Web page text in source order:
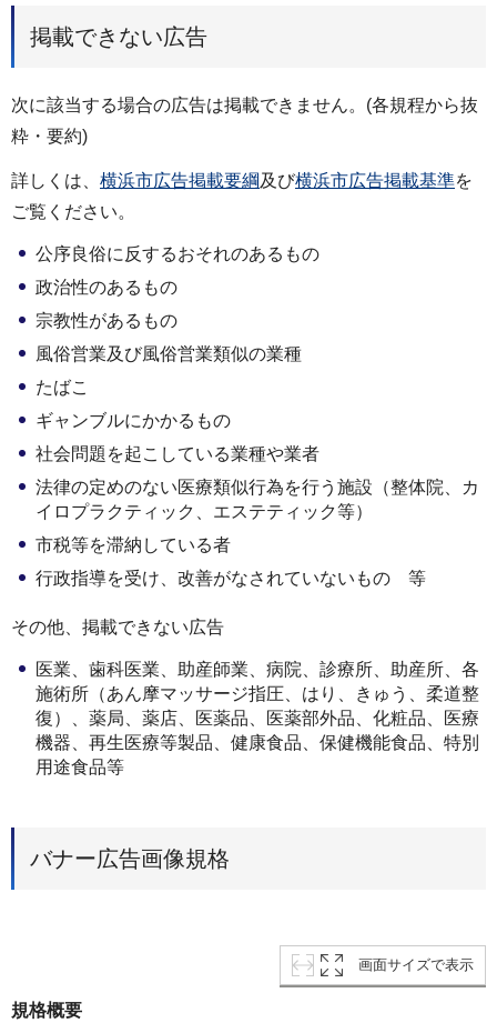
掲載できない広告
次に該当する場合の広告は掲載できません。(各規程から抜
粋・要約)
詳しくは、 横浜市広告掲載要綱及び横浜市広告掲載基準を
ご覧ください。
公序良俗に反するおそれのあるもの
政治性のあるもの
宗教性があるもの
風俗営業及び風俗営業類似の業種
たばこ
ギャンブルにかかるもの
社会問題を起こしている業種や業者
法律の定めのない医療類似行為を行う施設（整体院、カ
イロプラクティック、エステティック等）
市税等を滞納している者
行政指導を受け、改善がなされていないもの 等
その他、掲載できない広告
医業、歯科医業、助産師業、病院、診療所、助産所、各
施術所（あん摩マッサージ指圧、はり、きゅう、柔道整
復）、薬局、薬店、医薬品、医薬部外品、化粧品、医療
機器、再生医療等製品、健康食品、保健機能食品、特別
用途食品等
バナー広告画像規格
画面サイズで表示
規格概要